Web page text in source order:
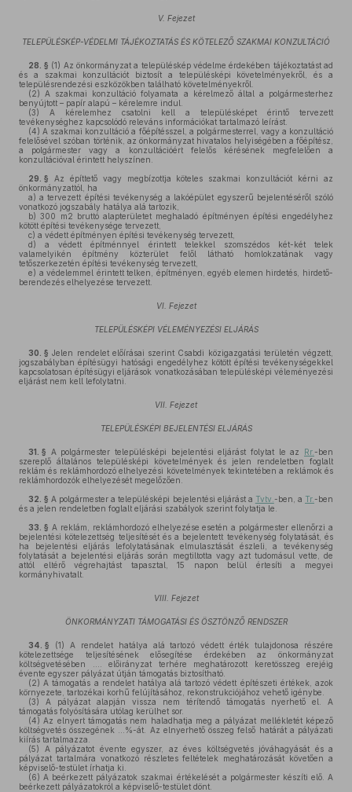
V. Fejezet
TELEPÜLÉSKÉP-VÉDELMI TÁJÉKOZTATÁS ÉS KÖTELEZŐ SZAKMAI KONZULTÁCIÓ
28. § (1) Az önkormányzat a településkép védelme érdekében tájékoztatást ad
és a szakmai konzultációt biztosít a településképi követelményekről, és a
településrendezési eszközökben található követelményekről.
(2) A szakmai konzultáció folyamata a kérelmező által a polgármesterhez
benyújtott – papír alapú – kérelemre indul.
(3) A kérelemhez csatolni kell a településképet érintő tervezett
tevékenységhez kapcsolódó releváns információkat tartalmazó leírást.
(4) A szakmai konzultáció a főépítésszel, a polgármesterrel, vagy a konzultáció
felelősével szóban történik, az önkormányzat hivatalos helyiségében a főépítész,
a polgármester vagy a konzultációért felelős kérésének megfelelően a
konzultációval érintett helyszínen.
29. § Az építtető vagy megbízottja köteles szakmai konzultációt kérni az
önkormányzattól, ha
a) a tervezett építési tevékenység a lakóépület egyszerű bejelentéséről szóló
vonatkozó jogszabály hatálya alá tartozik,
b) 300 m2 bruttó alapterületet meghaladó építményen építési engedélyhez
kötött építési tevékenysége tervezett,
c) a védett építményen építési tevékenység tervezett,
d) a védett építménnyel érintett telekkel szomszédos két-két telek
valamelyikén építmény közterület felől látható homlokzatának vagy
tetőszerkezetén építési tevékenység tervezett,
e) a védelemmel érintett telken, építményen, egyéb elemen hirdetés, hirdető-
berendezés elhelyezése tervezett.
VI. Fejezet
TELEPÜLÉSKÉPI VÉLEMÉNYEZÉSI ELJÁRÁS
30. § Jelen rendelet előírásai szerint Csabdi közigazgatási területén végzett,
jogszabályban építésügyi hatósági engedélyhez kötött építési tevékenységekkel
kapcsolatosan építésügyi eljárások vonatkozásában településképi véleményezési
eljárást nem kell lefolytatni.
VII. Fejezet
TELEPÜLÉSKÉPI BEJELENTÉSI ELJÁRÁS
31. § A polgármester településképi bejelentési eljárást folytat le az Rr.-ben
szereplő általános településképi követelmények és jelen rendeletben foglalt
reklám és reklámhordozó elhelyezési követelmények tekintetében a reklámok és
reklámhordozók elhelyezését megelőzően.
32. § A polgármester a településképi bejelentési eljárást a Tvtv. -ben, a Tr.-ben
és a jelen rendeletben foglalt eljárási szabályok szerint folytatja le.
33. § A reklám, reklámhordozó elhelyezése esetén a polgármester ellenőrzi a
bejelentési kötelezettség teljesítését és a bejelentett tevékenység folytatását, és
ha bejelentési eljárás lefolytatásának elmulasztását észleli, a tevékenység
folytatását a bejelentési eljárás során megtiltotta vagy azt tudomásul vette, de
attól eltérő végrehajtást tapasztal, 15 napon belül értesíti a megyei
kormányhivatalt.
VIII. Fejezet
ÖNKORMÁNYZATI TÁMOGATÁSI ÉS ÖSZTÖNZŐ RENDSZER
34. § (1) A rendelet hatálya alá tartozó védett érték tulajdonosa részére
kötelezettsége teljesítésének elősegítése érdekében az önkormányzat
költségvetésében …. előirányzat terhére meghatározott keretösszeg erejéig
évente egyszer pályázat útján támogatás biztosítható.
(2) A támogatás a rendelet hatálya alá tartozó védett építészeti értékek, azok
környezete, tartozékai korhű felújításához, rekonstrukciójához vehető igénybe.
(3) A pályázat alapján vissza nem térítendő támogatás nyerhető el. A
támogatás folyósítására utólag kerülhet sor.
(4) Az elnyert támogatás nem haladhatja meg a pályázat mellékletét képező
költségvetés összegének …%-át. Az elnyerhető összeg felső határát a pályázati
kiírás tartalmazza.
(5) A pályázatot évente egyszer, az éves költségvetés jóváhagyását és a
pályázat tartalmára vonatkozó részletes feltételek meghatározását követően a
képviselő-testület írhatja ki.
(6) A beérkezett pályázatok szakmai értékelését a polgármester készíti elő. A
beérkezett pályázatokról a képviselő-testület dönt.